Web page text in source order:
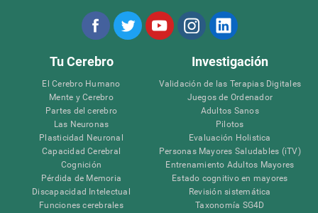
Tu Cerebro
El Cerebro Humano
Mente y Cerebro
Partes del cerebro
Las Neuronas
Plasticidad Neuronal
Capacidad Cerebral
Cognición
Pérdida de Memoria
Discapacidad Intelectual
Funciones cerebrales
Investigación
Validación de las Terapias Digitales
Juegos de Ordenador
Adultos Sanos
Pilotos
Evaluación Holistica
Personas Mayores Saludables (iTV)
Entrenamiento Adultos Mayores
Estado cognitivo en mayores
Revisión sistemática
Taxonomía SG4D